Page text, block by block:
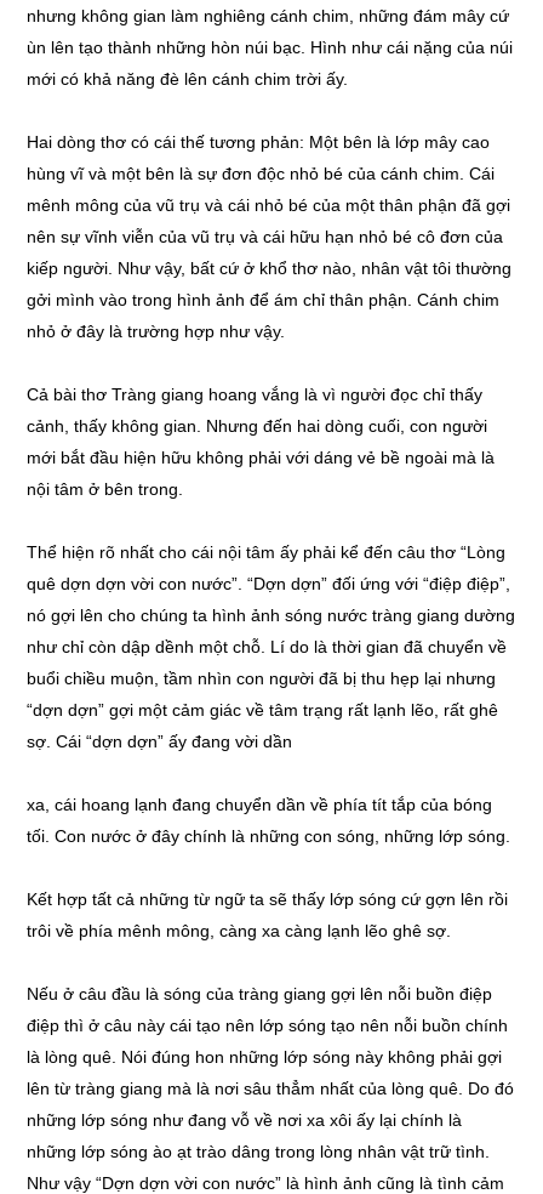
nhưng không gian làm nghiêng cánh chim, những đám mây cứ
ùn lên tạo thành những hòn núi bạc. Hình như cái nặng của núi
mới có khả năng đè lên cánh chim trời ấy.
Hai dòng thơ có cái thế tương phản: Một bên là lớp mây cao
hùng vĩ và một bên là sự đơn độc nhỏ bé của cánh chim. Cái
mênh mông của vũ trụ và cái nhỏ bé của một thân phận đã gợi
nên sự vĩnh viễn của vũ trụ và cái hữu hạn nhỏ bé cô đơn của
kiếp người. Như vậy, bất cứ ở khổ thơ nào, nhân vật tôi thường
gởi mình vào trong hình ảnh để ám chỉ thân phận. Cánh chim
nhỏ ở đây là trường hợp như vậy.
Cả bài thơ Tràng giang hoang vắng là vì người đọc chỉ thấy
cảnh, thấy không gian. Nhưng đến hai dòng cuối, con người
mới bắt đầu hiện hữu không phải với dáng vẻ bề ngoài mà là
nội tâm ở bên trong.
Thể hiện rõ nhất cho cái nội tâm ấy phải kể đến câu thơ “Lòng
quê dợn dợn vời con nước”. “Dợn dợn” đối ứng với “điệp điệp”,
nó gợi lên cho chúng ta hình ảnh sóng nước tràng giang dường
như chỉ còn dập dềnh một chỗ. Lí do là thời gian đã chuyển về
buổi chiều muộn, tầm nhìn con người đã bị thu hẹp lại nhưng
“dợn dợn” gợi một cảm giác về tâm trạng rất lạnh lẽo, rất ghê
sợ. Cái “dợn dợn” ấy đang vời dần
xa, cái hoang lạnh đang chuyển dần về phía tít tắp của bóng
tối. Con nước ở đây chính là những con sóng, những lớp sóng.
Kết hợp tất cả những từ ngữ ta sẽ thấy lớp sóng cứ gợn lên rồi
trôi về phía mênh mông, càng xa càng lạnh lẽo ghê sợ.
Nếu ở câu đầu là sóng của tràng giang gợi lên nỗi buồn điệp
điệp thì ở câu này cái tạo nên lớp sóng tạo nên nỗi buồn chính
là lòng quê. Nói đúng hon những lớp sóng này không phải gợi
lên từ tràng giang mà là nơi sâu thẳm nhất của lòng quê. Do đó
những lớp sóng như đang vỗ về nơi xa xôi ấy lại chính là
những lớp sóng ào ạt trào dâng trong lòng nhân vật trữ tình.
Như vậy “Dợn dợn vời con nước” là hình ảnh cũng là tình cảm